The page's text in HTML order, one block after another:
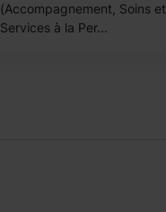
(Accompagnement, Soins et
Services à la Per...